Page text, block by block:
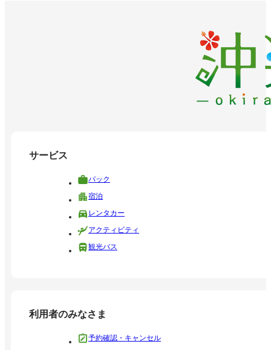
サービス
パック
宿泊
レンタカー
アクティビティ
観光バス
利用者のみなさま
予約確認・キャンセル